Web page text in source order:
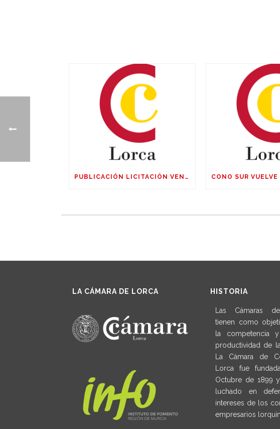
PUBLICACIÓN LICITACIÓN VENTA DE PARCELAS AMPLIACIÓN SUR POLIGÓNO SAPRELORCA
LA CÁMARA DE LORCA HISTORIA
Las Cámaras
tienen como
la competencia
productividad de
La Cámara de
Lorca fue
Octubre de 1899
luchado en
intereses de los
empresarios